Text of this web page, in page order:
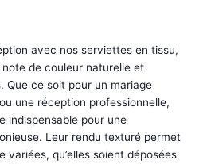
avec nos serviettes en tissu,
de couleur naturelle et
Que ce soit pour un mariage
une réception professionnelle,
indispensable pour une
Leur rendu texturé permet
variées, qu’elles soient déposées